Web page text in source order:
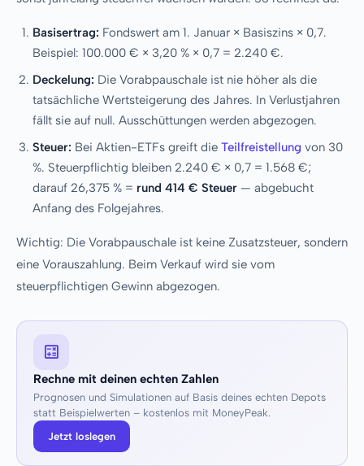
Basisertrag: Fondswert am 1. Januar × Basiszins × 0,7.
Beispiel: 100.000 € × 3,20 % × 0,7 = 2.240 €.
Deckelung: Die Vorabpauschale ist nie höher als die
tatsächliche Wertsteigerung des Jahres. In Verlustjahren
fällt sie auf null. Ausschüttungen werden abgezogen.
Steuer: Bei Aktien-ETFs greift die Teilfreistellung von 30
%. Steuerpflichtig bleiben 2.240 € × 0,7 = 1.568 €;
darauf 26,375 % = rund 414 € Steuer — abgebucht
Anfang des Folgejahres.
Wichtig: Die Vorabpauschale ist keine Zusatzsteuer, sondern
eine Vorauszahlung. Beim Verkauf wird sie vom
steuerpflichtigen Gewinn abgezogen.
Rechne mit deinen echten Zahlen
Prognosen und Simulationen auf Basis deines echten Depots
statt Beispielwerten – kostenlos mit MoneyPeak.
Jetzt loslegen